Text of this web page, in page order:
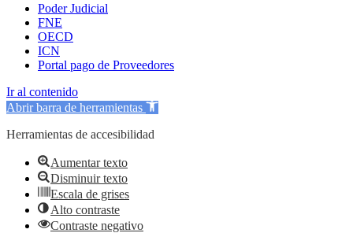
Poder Judicial
FNE
OECD
ICN
Portal pago de Proveedores
Ir al contenido
Abrir barra de herramientas
Herramientas de accesibilidad
Aumentar texto
Disminuir texto
Escala de grises
Alto contraste
Contraste negativo